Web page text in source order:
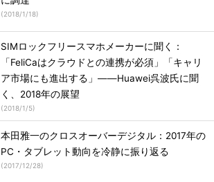
(2018/1/18)
SIMロックフリースマホメーカーに聞く：
「FeliCaはクラウドとの連携が必須」「キャリ
ア市場にも進出する」――Huawei呉波氏に聞
く、2018年の展望
(2018/1/5)
本田雅一のクロスオーバーデジタル：2017年の
PC・タブレット動向を冷静に振り返る
(2017/12/28)